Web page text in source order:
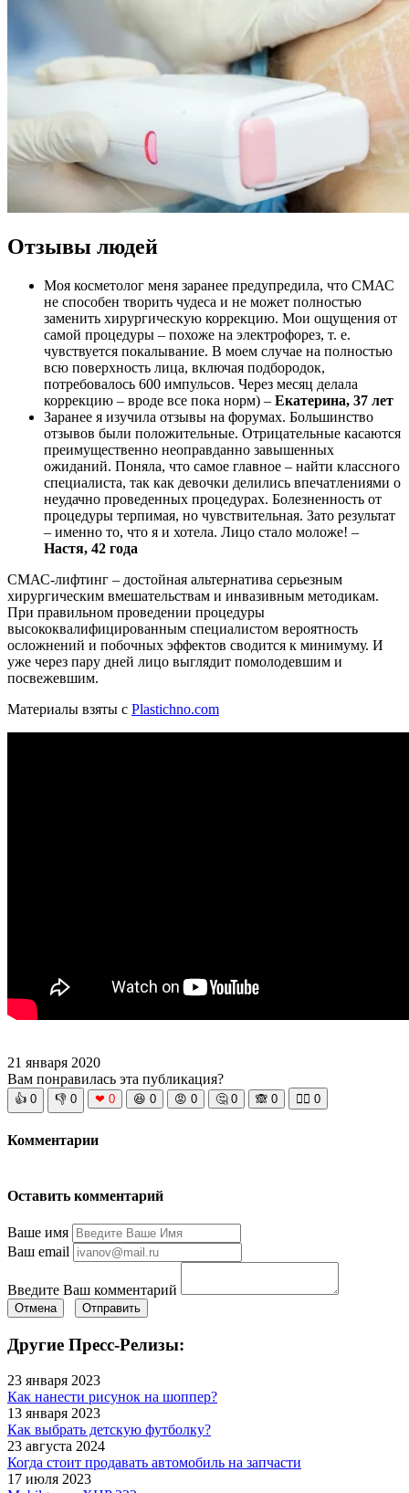
Отзывы людей
Моя косметолог меня заранее предупредила, что СМАС
не способен творить чудеса и не может полностью
заменить хирургическую коррекцию. Мои ощущения от
самой процедуры – похоже на электрофорез, т. е.
чувствуется покалывание. В моем случае на полностью
всю поверхность лица, включая подбородок,
потребовалось 600 импульсов. Через месяц делала
коррекцию – вроде все пока норм) – Екатерина, 37 лет
Заранее я изучила отзывы на форумах. Большинство
отзывов были положительные. Отрицательные касаются
преимущественно неоправданно завышенных
ожиданий. Поняла, что самое главное – найти классного
специалиста, так как девочки делились впечатлениями о
неудачно проведенных процедурах. Болезненность от
процедуры терпимая, но чувствительная. Зато результат
– именно то, что я и хотела. Лицо стало моложе! –
Настя, 42 года
СМАС-лифтинг – достойная альтернатива серьезным
хирургическим вмешательствам и инвазивным методикам.
При правильном проведении процедуры
высококвалифицированным специалистом вероятность
осложнений и побочных эффектов сводится к минимуму. И
уже через пару дней лицо выглядит помолодевшим и
посвежевшим.
Материалы взяты с Plastichno.com
21 января 2020
Вам понравилась эта публикация?
👍 0 👎 0 ❤ 0 😆 0 😡 0 🤔 0 🙈 0 🧘‍♀️ 0
Комментарии
Оставить комментарий
Ваше имя
Ваш email
Введите Ваш комментарий
Отмена Отправить
Другие Пресс-Релизы:
23 января 2023
Как нанести рисунок на шоппер?
13 января 2023
Как выбрать детскую футболку?
23 августа 2024
Когда стоит продавать автомобиль на запчасти
17 июля 2023